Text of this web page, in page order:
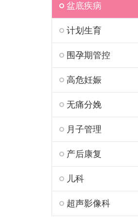
盆底疾病
计划生育
围孕期管控
高危妊娠
无痛分娩
月子管理
产后康复
儿科
超声影像科